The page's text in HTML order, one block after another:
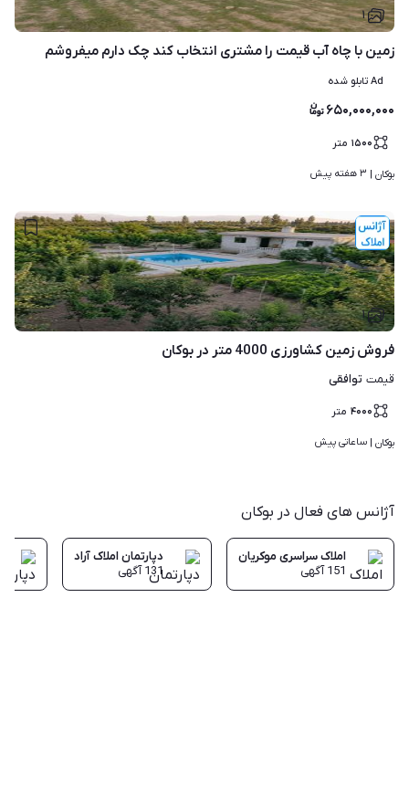
۱
زمین با چاه آب قیمت را مشتری انتخاب کند چک دارم میفروشم
Ad تابلو شده
۶۵۰,۰۰۰,۰۰۰
۱۵۰۰ متر
بوکان | ۳ هفته پیش
۱
فروش زمین کشاورزی 4000 متر در بوکان
قیمت توافقی
۴۰۰۰ متر
بوکان | ساعاتی پیش
آژانس های فعال در بوکان
املاک سراسری موکریان
151 آگهی
دپارتمان املاک آراد
131 آگهی